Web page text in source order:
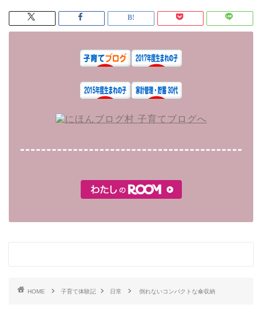
HOME 子育て体験記 日常 倒れないコンパクトな傘収納